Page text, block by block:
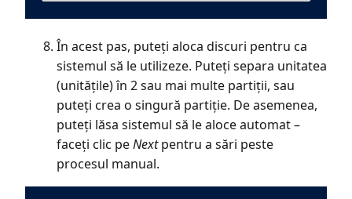
În acest pas, puteți aloca discuri pentru ca
sistemul să le utilizeze. Puteți separa unitatea
(unitățile) în 2 sau mai multe partiții, sau
puteți crea o singură partiție. De asemenea,
puteți lăsa sistemul să le aloce automat –
faceți clic peNextpentru a sări peste
procesul manual.